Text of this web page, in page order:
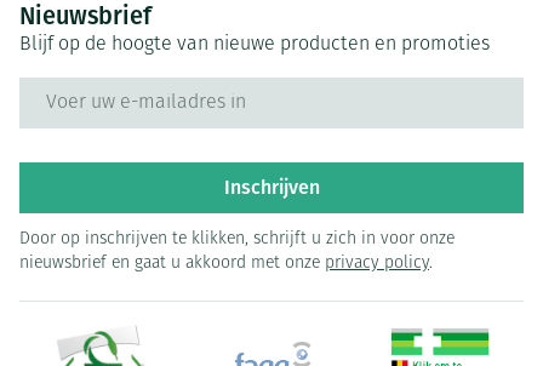
Nieuwsbrief
Blijf op de hoogte van nieuwe producten en promoties
Inschrijven
Door op inschrijven te klikken, schrijft u zich in voor onze
nieuwsbrief en gaat u akkoord met onze privacy policy.